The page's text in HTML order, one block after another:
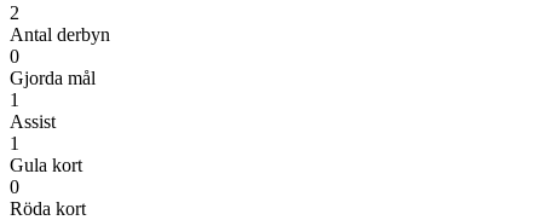
2
Antal derbyn
0
Gjorda mål
1
Assist
1
Gula kort
0
Röda kort